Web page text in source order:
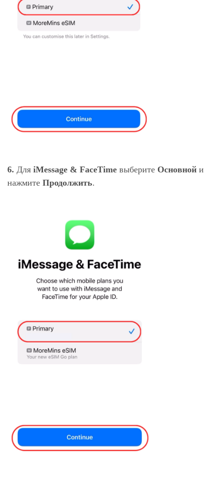
6. Для iMessage & FaceTime выберите Основной и
нажмите Продолжить.